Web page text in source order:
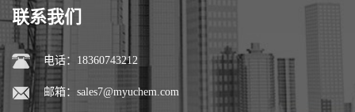
联系我们
电话：18360743212
邮箱： sales7@myuchem.com